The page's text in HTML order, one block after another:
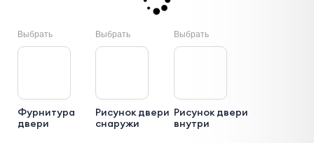
Выбрать
Фурнитура
двери
Выбрать
Рисунок двери
снаружи
Выбрать
Рисунок двери
внутри